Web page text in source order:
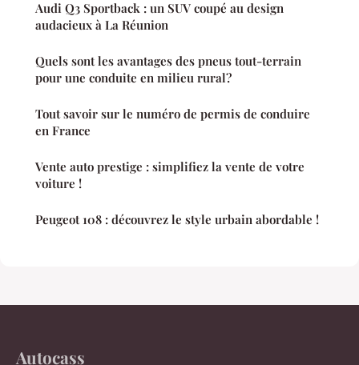
Audi Q3 Sportback : un SUV coupé au design
audacieux à La Réunion
Quels sont les avantages des pneus tout-terrain
pour une conduite en milieu rural?
Tout savoir sur le numéro de permis de conduire
en France
Vente auto prestige : simplifiez la vente de votre
voiture !
Peugeot 108 : découvrez le style urbain abordable !
Autocass